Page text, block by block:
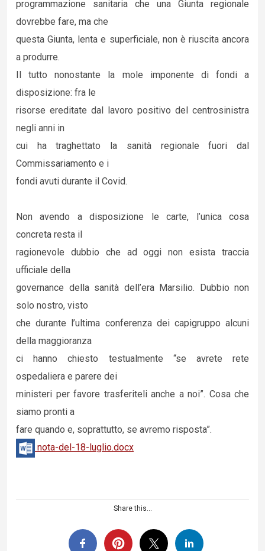
programmazione sanitaria che una Giunta regionale
dovrebbe fare, ma che
questa Giunta, lenta e superficiale, non è riuscita ancora
a produrre.
Il tutto nonostante la mole imponente di fondi a
disposizione: fra le
risorse ereditate dal lavoro positivo del centrosinistra
negli anni in
cui ha traghettato la sanità regionale fuori dal
Commissariamento e i
fondi avuti durante il Covid.
Non avendo a disposizione le carte, l’unica cosa
concreta resta il
ragionevole dubbio che ad oggi non esista traccia
ufficiale della
governance della sanità dell’era Marsilio. Dubbio non
solo nostro, visto
che durante l’ultima conferenza dei capigruppo alcuni
della maggioranza
ci hanno chiesto testualmente “se avrete rete
ospedaliera e parere dei
ministeri per favore trasferiteli anche a noi”. Cosa che
siamo pronti a
fare quando e, soprattutto, se avremo risposta”.
nota-del-18-luglio.docx
Share this...